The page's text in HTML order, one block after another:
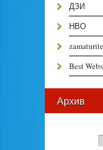
ДЗИ
НВО
Best
Архив